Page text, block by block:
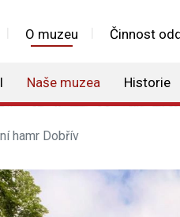
O muzeu Činnost
Naše muzea Historie
hamr Dobřív